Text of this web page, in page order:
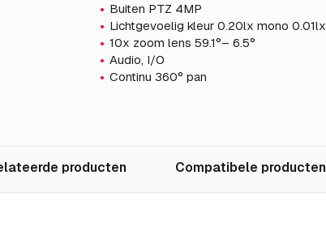
Buiten PTZ 4MP
Lichtgevoelig kleur 0.20lx mono 0.01lx
10x zoom lens 59.1°– 6.5°
Audio, I/O
Continu 360° pan
producten Compatibele producten